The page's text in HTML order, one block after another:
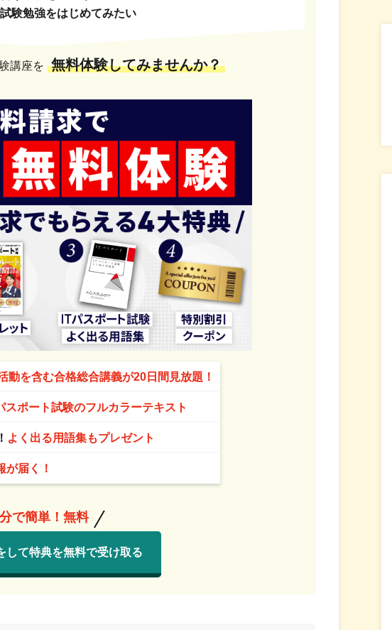
験勉強をはじめてみたい
講座を 無料体験してみませんか？
動を含む合格総合講義が20日間見放題！
スポート試験のフルカラーテキスト
よく出る用語集もプレゼント
が届く！
で簡単！無料
して特典を無料で受け取る